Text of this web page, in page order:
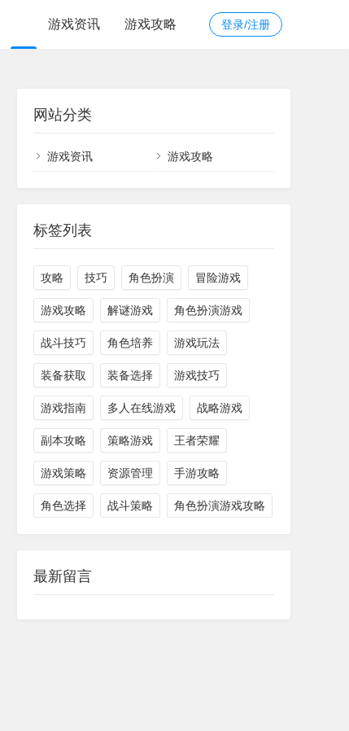
登录/注册
游戏资讯 游戏攻略
网站分类
游戏资讯 游戏攻略
标签列表
攻略 技巧 角色扮演 冒险游戏
游戏攻略 解谜游戏 角色扮演游戏
战斗技巧 角色培养 游戏玩法
装备获取 装备选择 游戏技巧
游戏指南 多人在线游戏 战略游戏
副本攻略 策略游戏 王者荣耀
游戏策略 资源管理 手游攻略
角色选择 战斗策略 角色扮演游戏攻略
最新留言